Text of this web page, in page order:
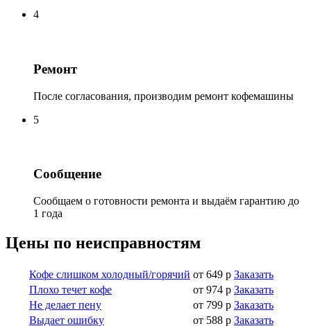
4
Ремонт
После согласования, производим ремонт кофемашины
5
Сообщение
Сообщаем о готовности ремонта и выдаём гарантию до
1 года
Цены по неисправностям
Кофе слишком холодный/горячий от 649 р Заказать
Плохо течет кофе
от 974 р Заказать
Не делает пену
от 799 р Заказать
Выдает ошибку
от 588 р Заказать